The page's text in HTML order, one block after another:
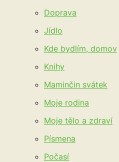
Doprava
Jídlo
Kde bydlím, domov
Knihy
Maminčin svátek
Moje rodina
Moje tělo a zdraví
Písmena
Počasí